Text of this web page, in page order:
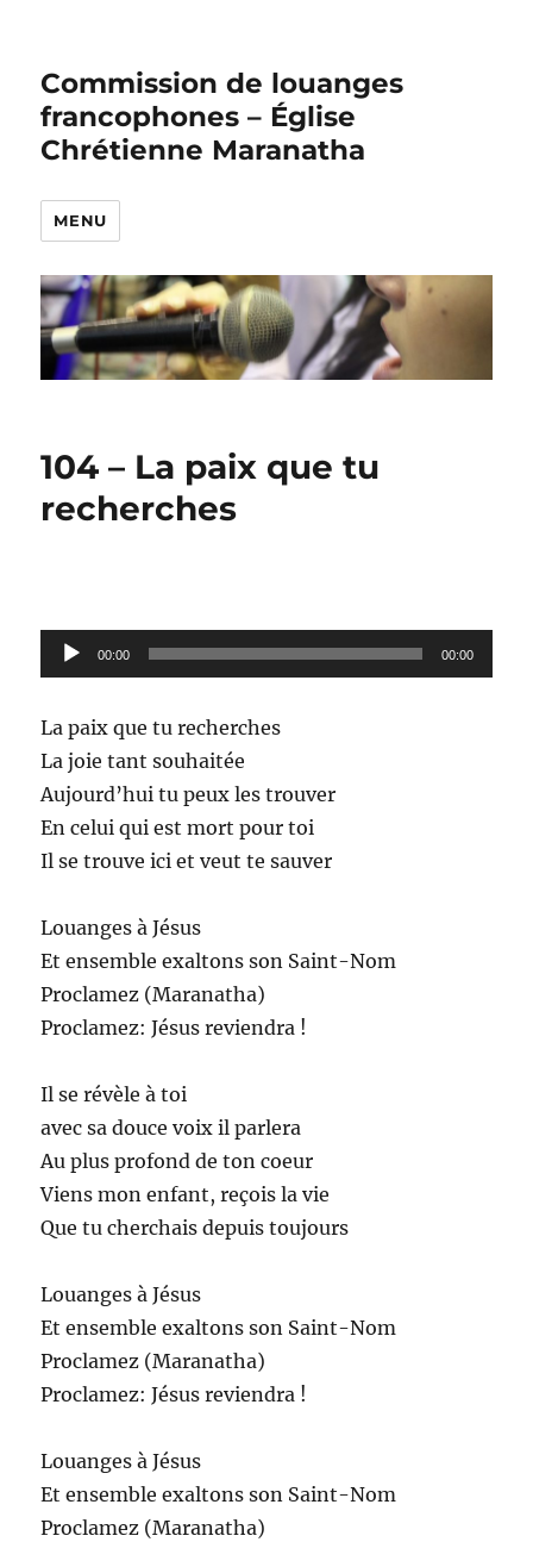
Commission de louanges
francophones – Église
Chrétienne Maranatha
MENU
104 – La paix que tu
recherches
Lecteur
audio
00:00 00:00
La paix que tu recherches
La joie tant souhaitée
Aujourd’hui tu peux les trouver
En celui qui est mort pour toi
Il se trouve ici et veut te sauver
Louanges à Jésus
Et ensemble exaltons son Saint-Nom
Proclamez (Maranatha)
Proclamez: Jésus reviendra !
Il se révèle à toi
avec sa douce voix il parlera
Au plus profond de ton coeur
Viens mon enfant, reçois la vie
Que tu cherchais depuis toujours
Louanges à Jésus
Et ensemble exaltons son Saint-Nom
Proclamez (Maranatha)
Proclamez: Jésus reviendra !
Louanges à Jésus
Et ensemble exaltons son Saint-Nom
Proclamez (Maranatha)